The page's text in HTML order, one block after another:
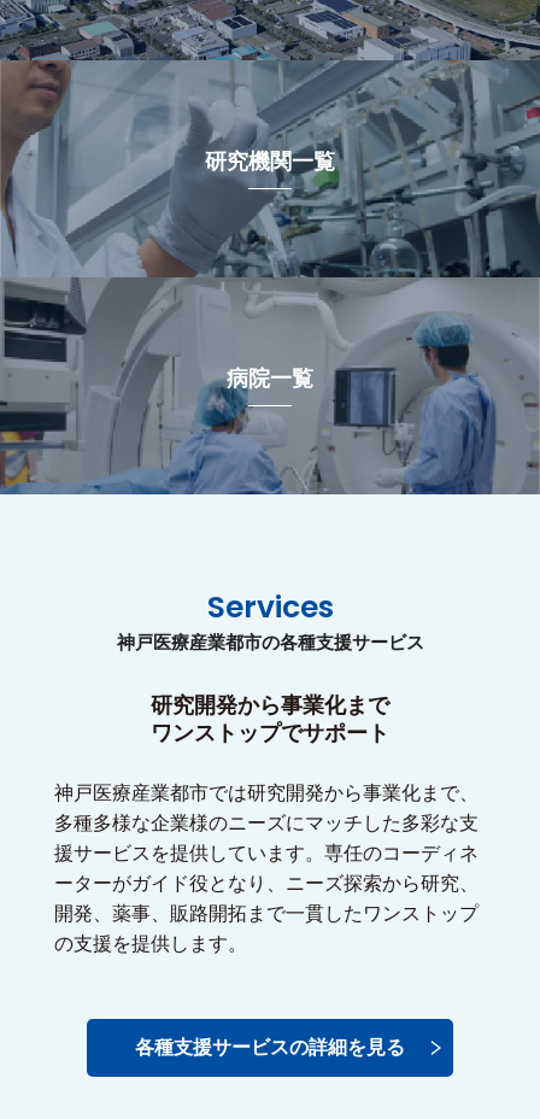
研究機関一覧
病院一覧
Services
神戸医療産業都市の各種支援サービス
研究開発から事業化まで
ワンストップでサポート
神戸医療産業都市では研究開発から事業化まで、
多種多様な企業様のニーズにマッチした多彩な支
援サービスを提供しています。専任のコーディネ
ーターがガイド役となり、ニーズ探索から研究、
開発、薬事、販路開拓まで一貫したワンストップ
の支援を提供します。
各種支援サービスの詳細を見る